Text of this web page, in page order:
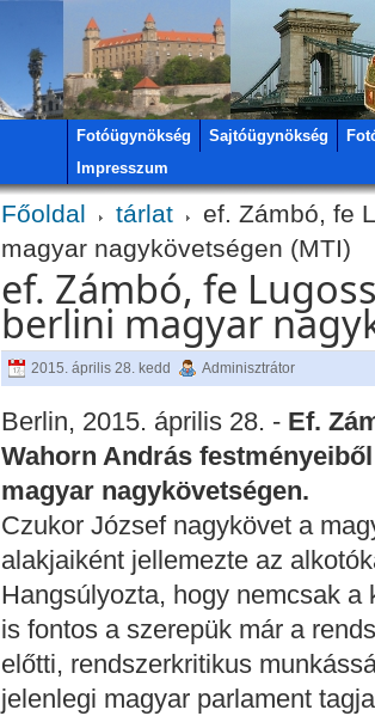
Fotóügynökség Sajtóügynökség
Impresszum
Főoldal tárlat
ef. Zámbó, fe
magyar nagykövetségen (MTI)
ef. Zámbó, fe
berlini magyar
2015. április 28. kedd Adminisztrátor
Berlin, 2015. április 28. - Ef.
Wahorn András
magyar nagykövetségen.
Czukor József nagykövet a
alakjaiként jellemezte az
Hangsúlyozta, hogy nemcsak
is fontos a szerepük már a
előtti, rendszerkritikus
jelenlegi magyar parlament